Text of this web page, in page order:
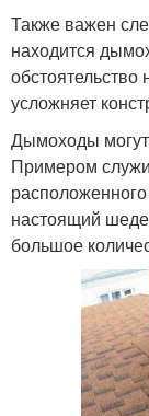
Также важен
находится
усложняет
Дымоходы
Примером
настоящий
большое